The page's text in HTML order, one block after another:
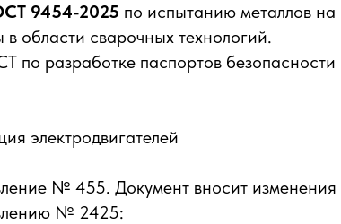
9454-2025 по испытанию металлов на
области сварочных технологий.
по разработке паспортов безопасности
электродвигателей
№ 455. Документ вносит изменения
№ 2425: